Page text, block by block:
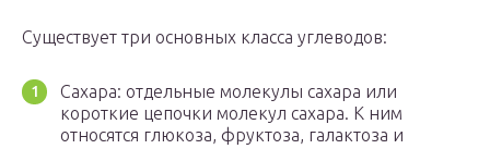
Существует три основных класса углеводов:
Сахара: отдельные молекулы сахара или
короткие цепочки молекул сахара. К ним
относятся глюкоза, фруктоза, галактоза и